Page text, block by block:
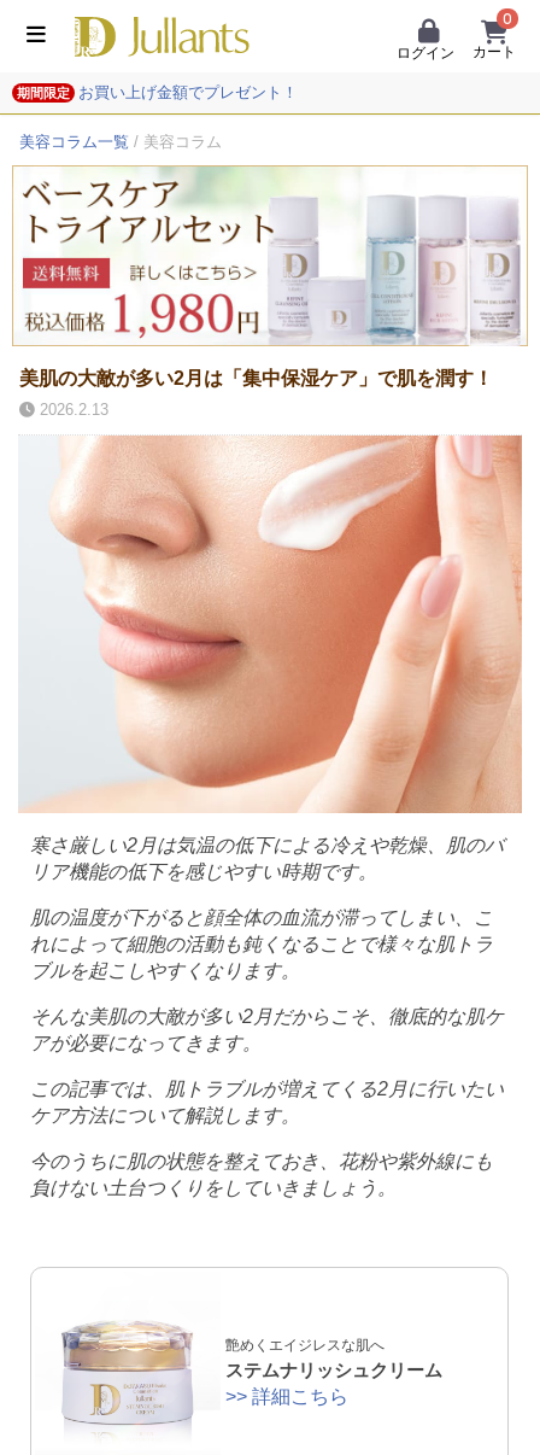
ログイン
0
カート
期間限定 お買い上げ金額でプレゼント！
美容コラム一覧 / 美容コラム
美肌の大敵が多い2月は「集中保湿ケア」で肌を潤す！
2026.2.13
寒さ厳しい2月は気温の低下による冷えや乾燥、肌のバ
リア機能の低下を感じやすい時期です。
肌の温度が下がると顔全体の血流が滞ってしまい、こ
れによって細胞の活動も鈍くなることで様々な肌トラ
ブルを起こしやすくなります。
そんな美肌の大敵が多い2月だからこそ、徹底的な肌ケ
アが必要になってきます。
この記事では、肌トラブルが増えてくる2月に行いたい
ケア方法について解説します。
今のうちに肌の状態を整えておき、花粉や紫外線にも
負けない土台つくりをしていきましょう。
艶めくエイジレスな肌へ
ステムナリッシュクリーム
>> 詳細こちら